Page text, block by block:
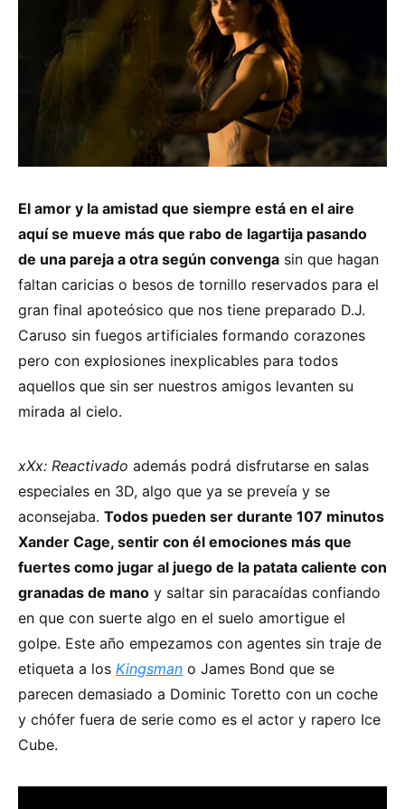
El amor y la amistad que siempre está en el aire
aquí se mueve más que rabo de lagartija pasando
de una pareja a otra según convenga sin que hagan
faltan caricias o besos de tornillo reservados para el
gran final apoteósico que nos tiene preparado D.J.
Caruso sin fuegos artificiales formando corazones
pero con explosiones inexplicables para todos
aquellos que sin ser nuestros amigos levanten su
mirada al cielo.
xXx: Reactivado además podrá disfrutarse en salas
especiales en 3D, algo que ya se preveía y se
aconsejaba. Todos pueden ser durante 107 minutos
Xander Cage, sentir con él emociones más que
fuertes como jugar al juego de la patata caliente con
granadas de mano y saltar sin paracaídas confiando
en que con suerte algo en el suelo amortigue el
golpe. Este año empezamos con agentes sin traje de
etiqueta a los Kingsman o James Bond que se
parecen demasiado a Dominic Toretto con un coche
y chófer fuera de serie como es el actor y rapero Ice
Cube.